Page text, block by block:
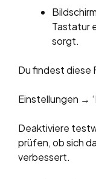
Tastatur
sorgt.
Du findest diese
Einstellungen →
Deaktiviere
prüfen, ob sich
verbessert.